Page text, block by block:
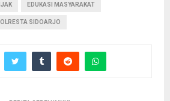
EDUKASI MASYARAKAT
SIDOARJO